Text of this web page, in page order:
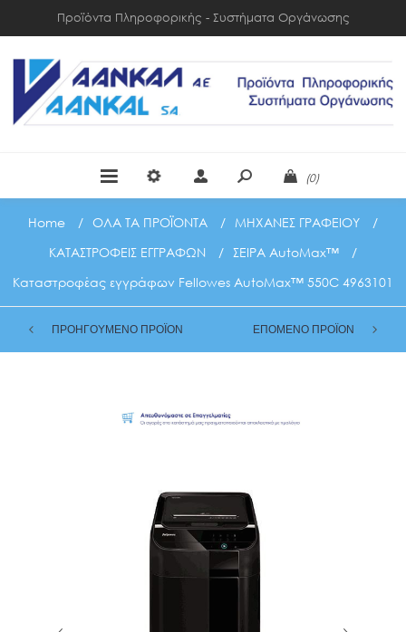
Προϊόντα Πληροφορικής - Συστήματα Οργάνωσης
(0)
Home / ΟΛΑ ΤΑ ΠΡΟΪΟΝΤΑ / ΜΗΧΑΝΕΣ ΓΡΑΦΕΙΟΥ
/
ΚΑΤΑΣΤΡΟΦΕΙΣ ΕΓΓΡΑΦΩΝ
/ ΣΕΙΡΑ AutoMax™
/
Καταστροφέας εγγράφων Fellowes AutoMax™ 550C 4963101
ΠΡΟΗΓΟΥΜΕΝΟ ΠΡΟΪΟΝ ΕΠΟΜΕΝΟ ΠΡΟΪΟΝ